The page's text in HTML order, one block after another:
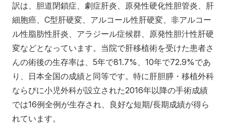
訳は、胆道閉鎖症、劇症肝炎、原発性硬化性胆管炎、肝
細胞癌、C型肝硬変、アルコール性肝硬変、非アルコー
ル性脂肪性肝炎、アラジール症候群、原発性胆汁性肝硬
変などとなっています。当院で肝移植術を受けた患者さ
んの術後の生存率は、5年で81.7%、10年で72.9%であ
り、日本全国の成績と同等です。特に肝胆膵・移植外科
ならびに小児外科が設立された2016年以降の手術成績
では16例全例が生存され、良好な短期/長期成績が得ら
れています。